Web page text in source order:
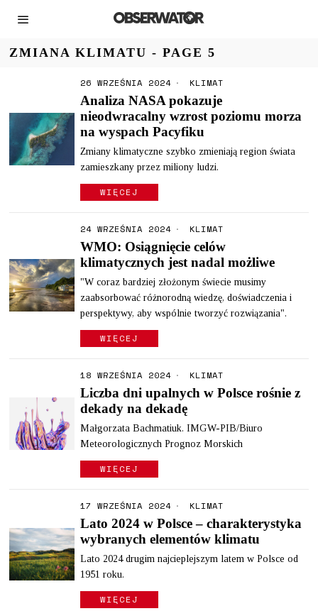
ZMIANA KLIMATU - PAGE 5
26 WRZEŚNIA 2024 KLIMAT
Analiza NASA pokazuje
nieodwracalny wzrost poziomu morza
na wyspach Pacyfiku
Zmiany klimatyczne szybko zmieniają region świata
zamieszkany przez miliony ludzi.
WIĘCEJ
24 WRZEŚNIA 2024 KLIMAT
WMO: Osiągnięcie celów
klimatycznych jest nadal możliwe
"W coraz bardziej złożonym świecie musimy
zaabsorbować różnorodną wiedzę, doświadczenia i
perspektywy, aby wspólnie tworzyć rozwiązania".
WIĘCEJ
18 WRZEŚNIA 2024 KLIMAT
Liczba dni upalnych w Polsce rośnie z
dekady na dekadę
Małgorzata Bachmatiuk. IMGW-PIB/Biuro
Meteorologicznych Prognoz Morskich
WIĘCEJ
17 WRZEŚNIA 2024 KLIMAT
Lato 2024 w Polsce – charakterystyka
wybranych elementów klimatu
Lato 2024 drugim najcieplejszym latem w Polsce od
1951 roku.
WIĘCEJ